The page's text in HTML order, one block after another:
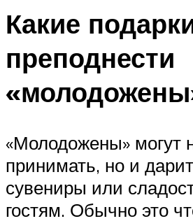
Какие
преподнести
«Молодожены» могут
принимать, но и
сувениры или
гостям. Обычно это